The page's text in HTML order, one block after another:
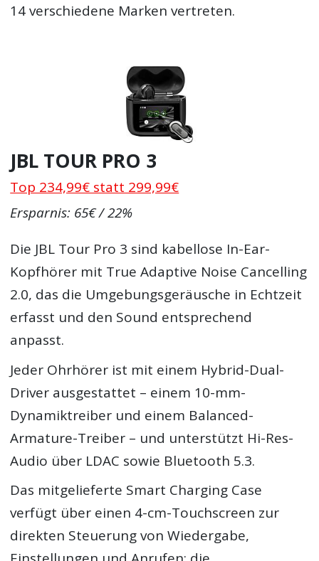
14 verschiedene Marken vertreten.
JBL TOUR PRO 3
Top 234,99€ statt 299,99€
Ersparnis: 65€ / 22%
Die JBL Tour Pro 3 sind kabellose In-Ear-
Kopfhörer mit True Adaptive Noise Cancelling
2.0, das die Umgebungsgeräusche in Echtzeit
erfasst und den Sound entsprechend
anpasst.
Jeder Ohrhörer ist mit einem Hybrid-Dual-
Driver ausgestattet – einem 10-mm-
Dynamiktreiber und einem Balanced-
Armature-Treiber – und unterstützt Hi-Res-
Audio über LDAC sowie Bluetooth 5.3.
Das mitgelieferte Smart Charging Case
verfügt über einen 4-cm-Touchscreen zur
direkten Steuerung von Wiedergabe,